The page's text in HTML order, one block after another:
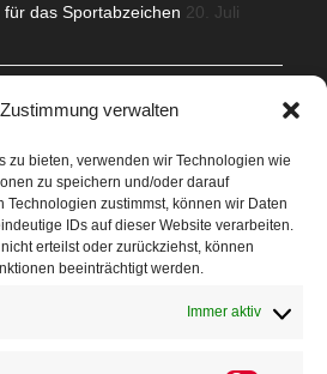
verwalten
zu bieten, verwenden wir Technologien wie
zu speichern und/oder darauf
Technologien zustimmst, können wir Daten
IDs auf dieser Website verarbeiten.
erteilst oder zurückziehst, können
beeinträchtigt werden.
Immer aktiv
das Sportabzeichen 20. Juli